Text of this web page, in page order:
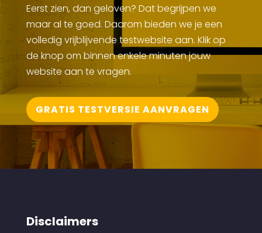
Eerst zien, dan geloven? Dat begrijpen we
maar al te goed. Daarom bieden we je een
volledig vrijblijvende testwebsite aan. Klik op
de knop om binnen enkele minuten jouw
website aan te vragen.
GRATIS TESTVERSIE AANVRAGEN
Disclaimers